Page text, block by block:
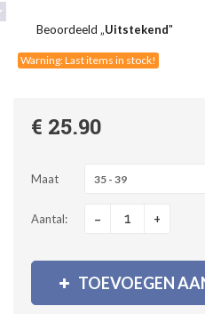
Beoordeeld „Uitstekend"
Warning: Last items in stock!
€ 25.90
Maat 35 - 39
Aantal: - +
TOEVOEGEN